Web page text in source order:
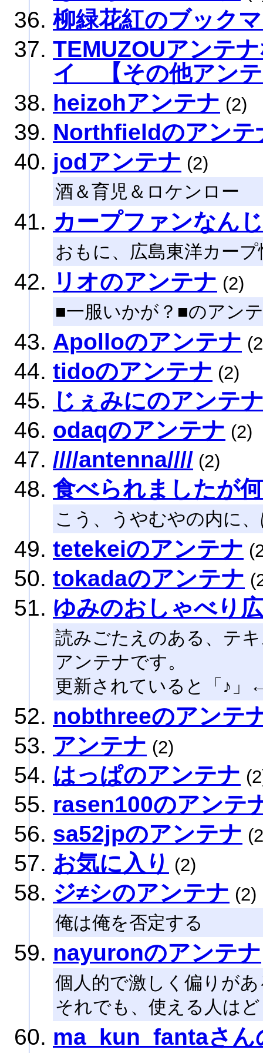
柳緑花紅のブック
TEMUZOUアンテ
イ 【その他アン
heizohアンテナ (2)
Northfieldのアンテ
jodアンテナ (2)
酒＆育児＆ロケンロー
カープファンなん
おもに、広島東洋カー
リオのアンテナ (2)
■一服いかが？■のアン
Apolloのアンテナ
tidoのアンテナ (2)
じぇみにのアンテ
odaqのアンテナ (2)
////antenna//// (2)
食べられましたが
こう、うやむやの内に
tetekeiのアンテナ
tokadaのアンテナ
ゆみのおしゃべり
読みごたえのある、テ
アンテナです。
更新されていると「♪」
nobthreeのアンテ
アンテナ (2)
はっぱのアンテナ
rasen100のアンテ
sa52jpのアンテナ
お気に入り (2)
ジ≠シのアンテナ (2)
俺は俺を否定する
nayuronのアンテナ
個人的で激しく偏りが
それでも、使える人は
ma_kun_fantaさん